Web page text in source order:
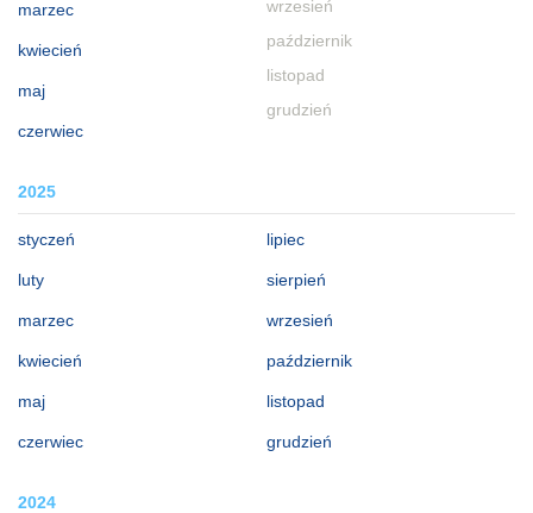
marzec
kwiecień
maj
czerwiec
wrzesień
październik
listopad
grudzień
2025
styczeń
luty
marzec
kwiecień
maj
czerwiec
lipiec
sierpień
wrzesień
październik
listopad
grudzień
2024